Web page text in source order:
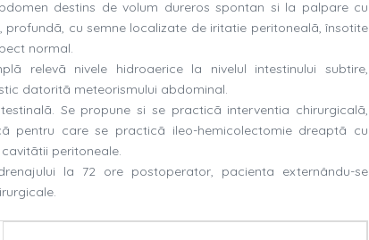
destins de volum dureros spontan si la palpare cu
cu semne localizate de iritatie peritonealã, însotite
normal.
relevã nivele hidroaerice la nivelul intestinului subtire,
datoritã meteorismului abdominal.
Se propune si se practicã interventia chirurgicalã,
pentru care se practicã ileo-hemicolectomie dreaptã cu
peritoneale.
la 72 ore postoperator, pacienta externându-se